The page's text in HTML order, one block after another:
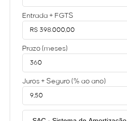
Entrada + FGTS
Prazo (meses)
Juros + Seguro (% ao ano)